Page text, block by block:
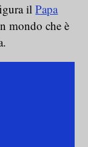
ilPapa
mondo che è